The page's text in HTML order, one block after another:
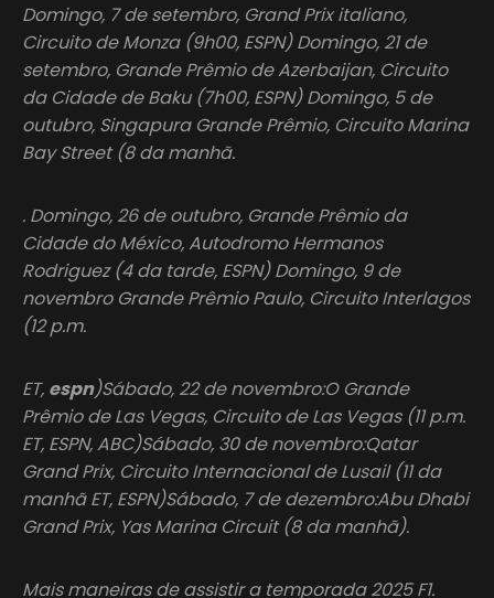
Domingo, 7 de setembro, Grand Prix italiano,
Circuito de Monza (9h00, ESPN) Domingo, 21 de
setembro, Grande Prêmio de Azerbaijan, Circuito
da Cidade de Baku (7h00, ESPN) Domingo, 5 de
outubro, Singapura Grande Prêmio, Circuito Marina
Bay Street (8 da manhã.
. Domingo, 26 de outubro, Grande Prêmio da
Cidade do México, Autodromo Hermanos
Rodriguez (4 da tarde, ESPN) Domingo, 9 de
novembro Grande Prêmio Paulo, Circuito Interlagos
(12 p.m.
ET, espn)Sábado, 22 de novembro:O Grande
Prêmio de Las Vegas, Circuito de Las Vegas (11 p.m.
ET, ESPN, ABC)Sábado, 30 de novembro:Qatar
Grand Prix, Circuito Internacional de Lusail (11 da
manhã ET, ESPN)Sábado, 7 de dezembro:Abu Dhabi
Grand Prix, Yas Marina Circuit (8 da manhã).
Mais maneiras de assistir a temporada 2025 F1.